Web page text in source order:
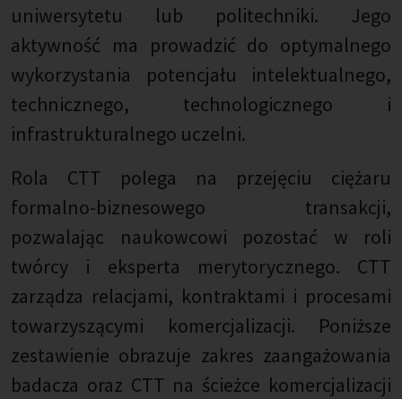
uniwersytetu lub politechniki. Jego
aktywność ma prowadzić do optymalnego
wykorzystania potencjału intelektualnego,
technicznego, technologicznego i
infrastrukturalnego uczelni.
Rola CTT polega na przejęciu ciężaru
formalno-biznesowego transakcji,
pozwalając naukowcowi pozostać w roli
twórcy i eksperta merytorycznego. CTT
zarządza relacjami, kontraktami i procesami
towarzyszącymi komercjalizacji. Poniższe
zestawienie obrazuje zakres zaangażowania
badacza oraz CTT na ścieżce komercjalizacji